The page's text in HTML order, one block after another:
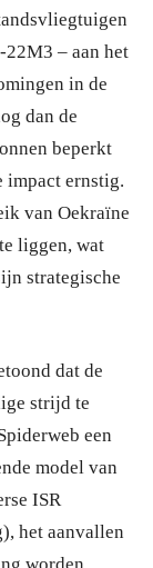
22M3 – aan het
in de
dan de
beperkt
impact ernstig.
van Oekraïne
liggen, wat
strategische
dat de
strijd te
een
model van
ISR
het aanvallen